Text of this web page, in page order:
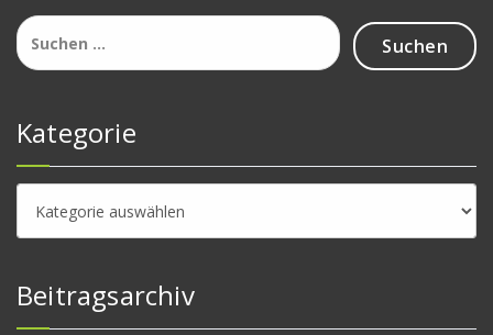
Suchen
nach:
Kategorie
Kategorie
Beitragsarchiv